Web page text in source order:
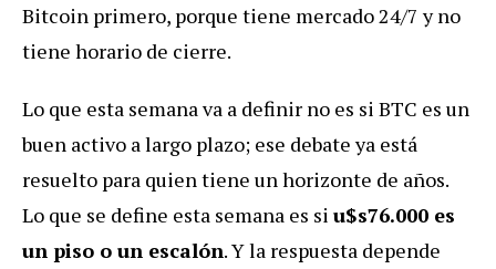
Bitcoin primero, porque tiene mercado 24/7 y no
tiene horario de cierre.
Lo que esta semana va a definir no es si BTC es un
buen activo a largo plazo; ese debate ya está
resuelto para quien tiene un horizonte de años.
Lo que se define esta semana es si u$s76.000 es
un piso o un escalón. Y la respuesta depende